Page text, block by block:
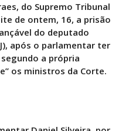
do Supremo Tribunal
de ontem, 16, a prisão
do deputado
após o parlamentar ter
a própria
os ministros da Corte.